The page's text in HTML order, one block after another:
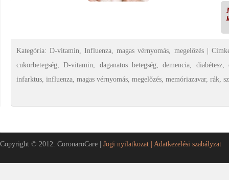
Kategória: D-vitamin ,Influenza ,magas vérnyomás megelőzés |
cukorbetegség ,D-vitamin daganatos betegség ,demencia diabétesz,
infarktus influenza magas vérnyomás megelőzés memóriazavar, rák
Copyright © 2012. CoronaroCare | Jogi nyilatkozat | Adatkezelési szabályzat